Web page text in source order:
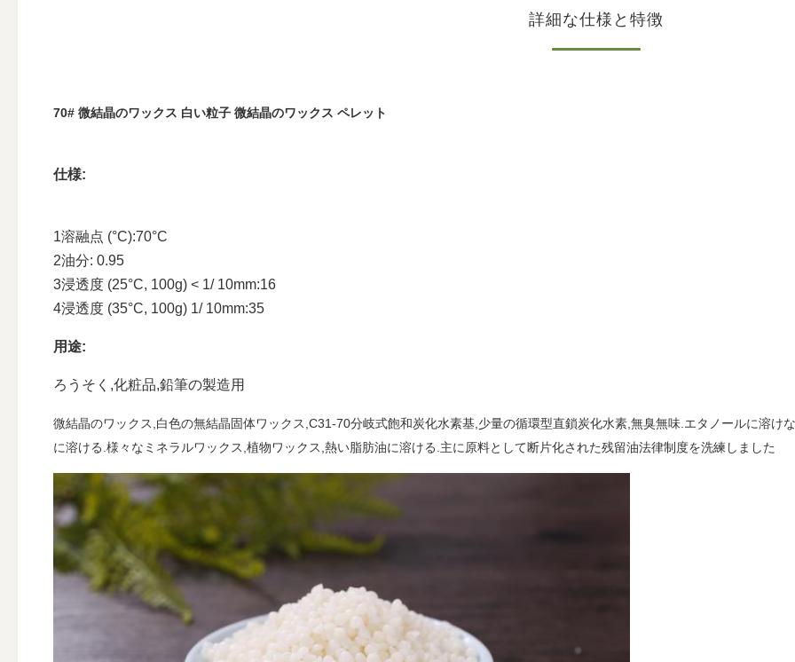
詳細な仕様と特徴
70# 微結晶のワックス 白い粒子 微結晶のワックス ペレット
仕様:
1溶融点 (°C):70°C
2油分: 0.95
3浸透度 (25°C, 100g) < 1/ 10mm:16
4浸透度 (35°C, 100g) 1/ 10mm:35
用途:
ろうそく,化粧品,鉛筆の製造用
微結晶のワックス,白色の無結晶固体ワックス,C31-70分岐式飽和炭化水素基,少量の循環型直鎖炭化水素,無臭無味.エタノールに溶け
に溶ける.様々なミネラルワックス,植物ワックス,熱い脂肪油に溶ける.主に原料として断片化された残留油法律制度を洗練しました